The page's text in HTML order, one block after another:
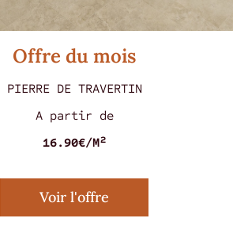
ont aussi aimé...
Offre du mois
PIERRE DE TRAVERTIN
A partir de
16.90€/M²
Voir l'offre